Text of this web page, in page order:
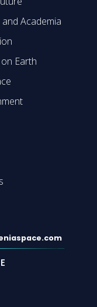
Academia
Earth